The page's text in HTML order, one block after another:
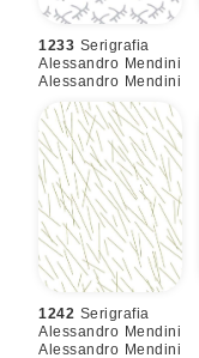
1233 Serigrafia
Alessandro Mendini
Alessandro Mendini
1242 Serigrafia
Alessandro Mendini
Alessandro Mendini